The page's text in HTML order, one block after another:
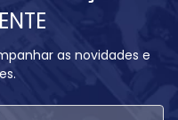
as novidades e